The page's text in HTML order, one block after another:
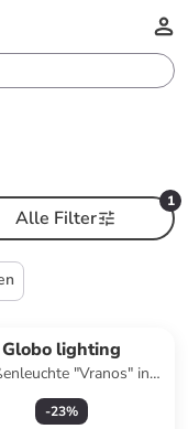
1
Alle Filter
Globo lighting
"Vranos" in
Schwarz - Ø 24 cm
-23%